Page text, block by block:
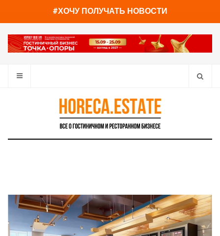
#ХОЧУ ПОЛУЧАТЬ НОВОСТИ